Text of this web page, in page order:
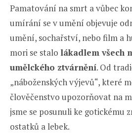
Pamatování na smrt a vůbec
umírání se v umění objevuje
umění, sochařství, nebo film a
mori se stalo lákadlem všech
umělckého ztvárnění. Od
„náboženských výjevů“, které
člověčenstvo upozorňovat na
jsme se posunuli ke gotickému
ostatků a lebek.